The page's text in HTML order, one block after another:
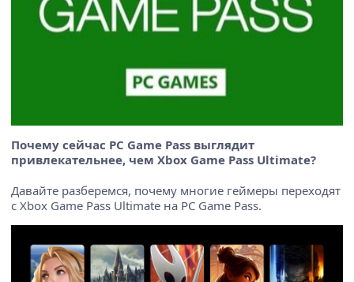
Почему сейчас PC Game Pass выглядит
привлекательнее, чем Xbox Game Pass Ultimate?
Давайте разберемся, почему многие геймеры переходят
с Xbox Game Pass Ultimate на PC Game Pass.